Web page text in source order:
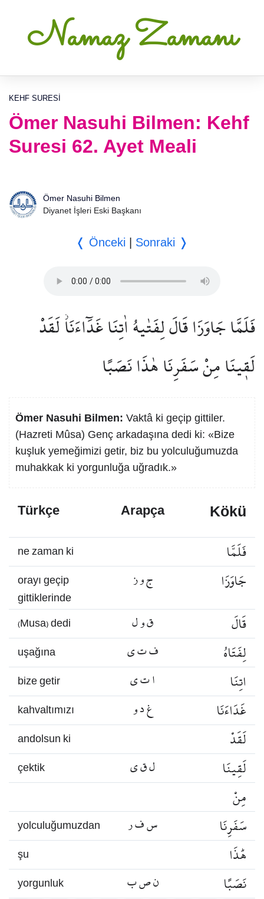
Namaz Zamanı
KEHF SURESI
Ömer Nasuhi Bilmen: Kehf
Suresi 62. Ayet Meali
Ömer Nasuhi Bilmen
Diyanet İşleri Eski Başkanı
❬ Önceki Sonraki ❭
فَلَمَّا جَاوَزَا قَالَ لِفَتٰيهُ اٰتِنَا غَدَٓاءَنَاۘ لَقَدْ
لَق۪ينَا مِنْ سَفَرِنَا هٰذَا نَصَبًا
Ömer Nasuhi Bilmen: Vaktâ ki geçip gittiler.
(Hazreti Mûsa) Genç arkadaşına dedi ki: «Bize
kuşluk yemeğimizi getir, biz bu yolculuğumuzda
muhakkak ki yorgunluğa uğradık.»
Türkçe Arapça Kökü
ne zaman ki فَلَمَّا
orayı geçip
gittiklerinde
ج و ز جَاوَزَا
(Musa) dedi ق و ل قَالَ
uşağına ف ت ي لِفَتَاهُ
bize getir ا ت ي اتِنَا
kahvaltımızı غ د و غَدَاءَنَا
andolsun ki لَقَدْ
çektik ل ق ي
لَقِينَا
مِنْ
yolculuğumuzdan س ف ر سَفَرِنَا
şu هَٰذَا
yorgunluk ن ص ب نَصَبًا